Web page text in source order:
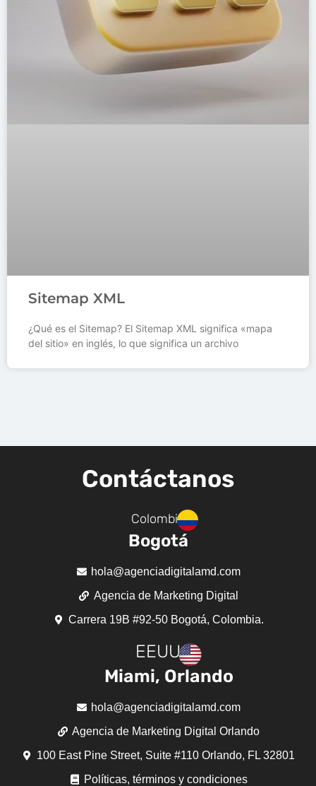
Sitemap XML
¿Qué es el Sitemap? El Sitemap XML significa «mapa
del sitio» en inglés, lo que significa un archivo
Contáctanos
Colombia
Bogotá
hola@agenciadigitalamd.com
Agencia de Marketing Digital
Carrera 19B #92-50 Bogotá, Colombia.
EEUU
Miami, Orlando
hola@agenciadigitalamd.com
Agencia de Marketing Digital Orlando
100 East Pine Street, Suite #110 Orlando, FL 32801
Políticas, términos y condiciones